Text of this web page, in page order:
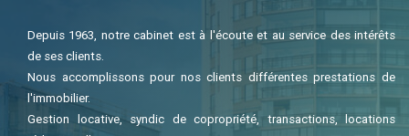
Depuis 1963, notre cabinet est à l'écoute et au service des intérêts
de ses clients.
Nous accomplissons pour nos clients différentes prestations de
l'immobilier.
Gestion locative, syndic de copropriété, transactions, locations